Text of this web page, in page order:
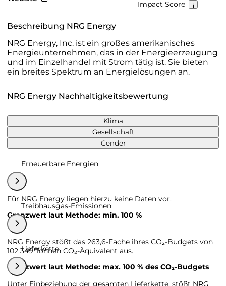
Impact Score
Beschreibung NRG Energy
NRG Energy, Inc. ist ein großes amerikanisches
Energieunternehmen, das in der Energieerzeugung
und im Einzelhandel mit Strom tätig ist. Sie bieten
ein breites Spektrum an Energielösungen an.
NRG Energy Nachhaltigkeitsbewertung
Klima
Gesellschaft
Gender
Erneuerbare Energien
Für NRG Energy liegen hierzu keine Daten vor.
Grenzwert laut Methode: min. 100 %
Treibhausgas-Emissionen
NRG Energy stößt das 263,6-Fache ihres CO₂-Budgets von
102 349 Tonnen CO₂-Äquivalent aus.
Grenzwert laut Methode: max. 100 % des CO₂-Budgets
Lieferkette
Unter Einbeziehung der gesamten Lieferkette, stößt NRG